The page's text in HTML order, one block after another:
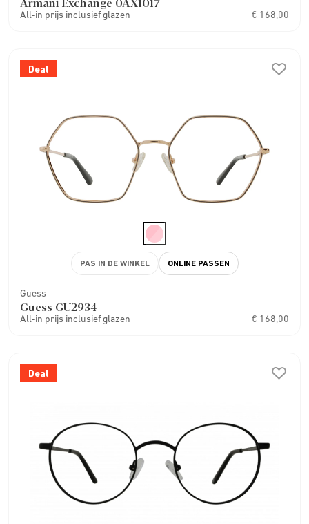
All-in prijs inclusief glazen € 168,00
Deal
Guess
Guess GU2934
All-in prijs inclusief glazen € 168,00
PAS IN DE WINKEL ONLINE PASSEN
Deal